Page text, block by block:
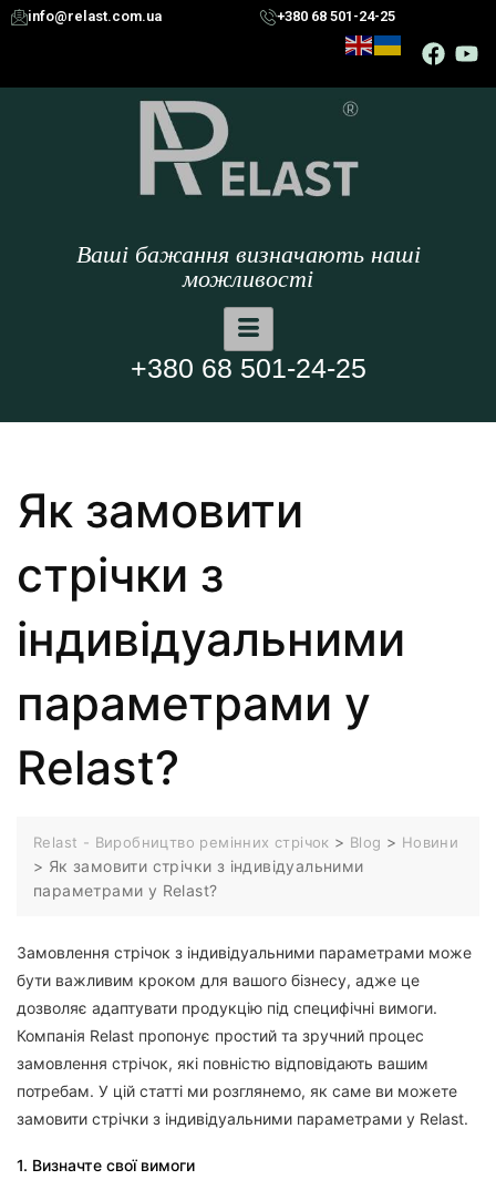
info@relast.com.ua +380 68 501-24-25
Ваші бажання визначають наші
можливості
+380 68 501-24-25
Як замовити
стрічки з
індивідуальними
параметрами у
Relast?
Relast - Виробництво ремінних стрічок > Blog > Новини
> Як замовити стрічки з індивідуальними
параметрами у Relast?
Замовлення стрічок з індивідуальними параметрами може
бути важливим кроком для вашого бізнесу, адже це
дозволяє адаптувати продукцію під специфічні вимоги.
Компанія Relast пропонує простий та зручний процес
замовлення стрічок, які повністю відповідають вашим
потребам. У цій статті ми розглянемо, як саме ви можете
замовити стрічки з індивідуальними параметрами у Relast.
1. Визначте свої вимоги